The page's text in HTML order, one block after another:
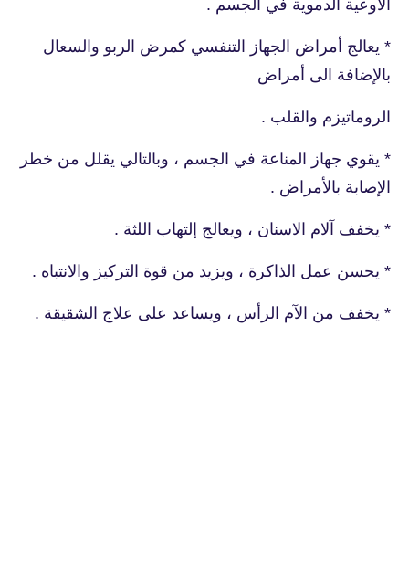
الاوعية الدموية في الجسم .
* يعالج أمراض الجهاز التنفسي كمرض الربو والسعال
بالإضافة الى أمراض
الروماتيزم والقلب .
* يقوي جهاز المناعة في الجسم ، وبالتالي يقلل من خطر
الإصابة بالأمراض .
* يخفف آلام الاسنان ، ويعالج إلتهاب اللثة .
* يحسن عمل الذاكرة ، ويزيد من قوة التركيز والانتباه .
* يخفف من الآم الرأس ، ويساعد على علاج الشقيقة .